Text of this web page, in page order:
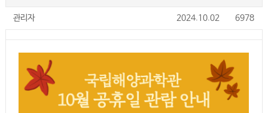
관리자 2024.10.02 6978